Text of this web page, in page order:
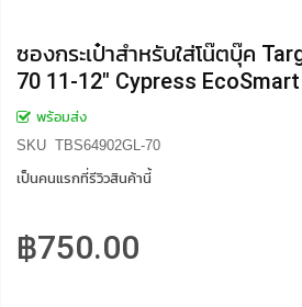
ซองกระเป๋าสำหรับใส่โน๊ตบุ๊ค
70 11-12" Cypress
พร้อมส่ง
SKU TBS64902GL-70
เป็นคนแรกที่รีวิวสินค้านี้
฿750.00